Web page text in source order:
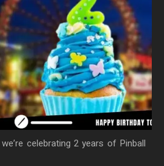
celebrating 2 years of Pinball